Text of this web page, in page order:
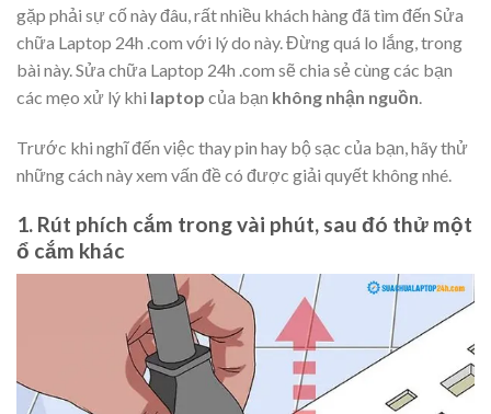
gặp phải sự cố này đâu, rất nhiều khách hàng đã tìm đến Sửa
chữa Laptop 24h .com với lý do này. Đừng quá lo lắng, trong
bài này. Sửa chữa Laptop 24h .com sẽ chia sẻ cùng các bạn
các mẹo xử lý khi laptop của bạn không nhận nguồn.
Trước khi nghĩ đến việc thay pin hay bộ sạc của bạn, hãy thử
những cách này xem vấn đề có được giải quyết không nhé.
1. Rút phích cắm trong vài phút, sau đó thử một
ổ cắm khác